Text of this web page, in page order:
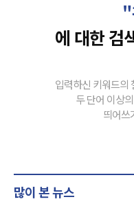
에 대한 검
입력하신 키워드의
두 단어 이상
띄어쓰
많이 본 뉴스